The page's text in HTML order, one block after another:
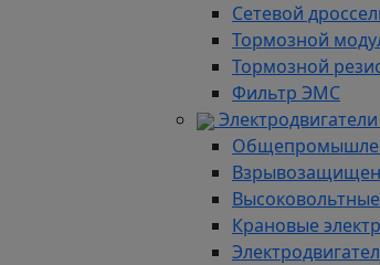
Сетевой
Тормозной
Тормозной
Фильтр ЭМС
Электродвигатели
Крановые